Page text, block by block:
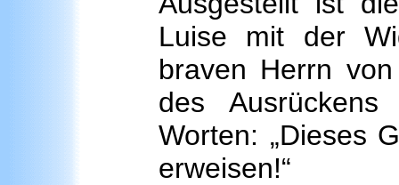
Luise mit der
braven Herrn
des
Worten: „Dieses
erweisen!“